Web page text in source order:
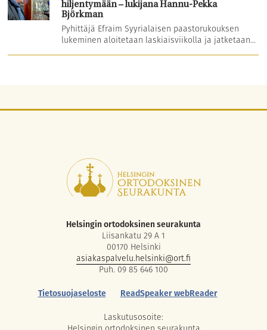
Yhteystiedot
hiljentymään – lukijana Hannu-Pekka
Björkman
Pyhittäjä Efraim Syyrialaisen paastorukouksen
lukeminen aloitetaan laskiaisviikolla ja jatketaan...
Helsingin ortodoksinen seurakunta
Liisankatu 29 A 1
00170 Helsinki
asiakaspalvelu.helsinki@ort.fi
Puh. 09 85 646 100
Tietosuojaseloste
ReadSpeaker webReader
Laskutusosoite: